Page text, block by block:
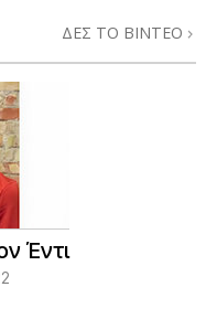
ΔΕΣ ΤΟ ΒΙΝΤΕΟ
Έντι